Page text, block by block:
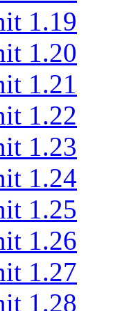
1.19
1.20
1.21
1.22
1.23
1.24
1.25
1.26
1.27
1.28